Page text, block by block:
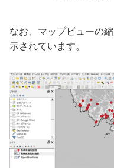
なお、マップビューの
示されています。